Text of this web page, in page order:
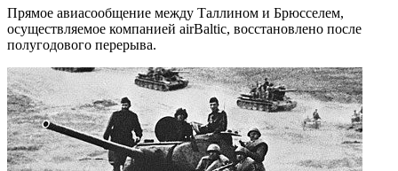
Прямое авиасообщение между Таллином и Брюсселем,
осуществляемое компанией airBaltic, восстановлено после
полугодового перерыва.